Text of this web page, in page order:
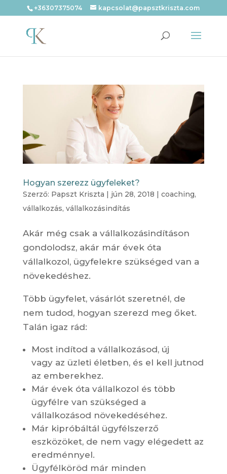
+36307375074 kapcsolat@papsztkriszta.com
Hogyan szerezz ügyfeleket?
Szerző: Papszt Kriszta | jún 28, 2018 | coaching,
vállalkozás, vállalkozásindítás
Akár még csak a vállalkozásindításon
gondolodsz, akár már évek óta
vállalkozol, ügyfelekre szükséged van a
növekedéshez.
Több ügyfelet, vásárlót szeretnél, de
nem tudod, hogyan szerezd meg őket.
Talán igaz rád:
Most indítod a vállalkozásod, új
vagy az üzleti életben, és el kell jutnod
az emberekhez.
Már évek óta vállalkozol és több
ügyfélre van szükséged a
vállalkozásod növekedéséhez.
Már kipróbáltál ügyfélszerző
eszközöket, de nem vagy elégedett az
eredménnyel.
Ügyfélköröd már minden